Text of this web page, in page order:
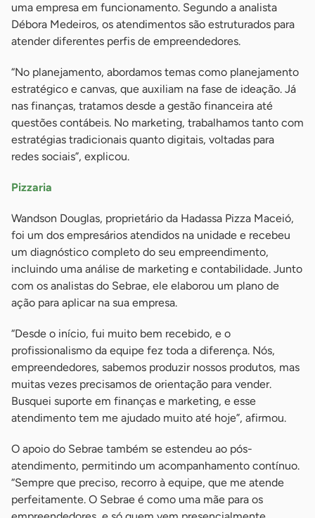
uma empresa em funcionamento. Segundo a analista
Débora Medeiros, os atendimentos são estruturados para
atender diferentes perfis de empreendedores.
“No planejamento, abordamos temas como planejamento
estratégico e canvas, que auxiliam na fase de ideação. Já
nas finanças, tratamos desde a gestão financeira até
questões contábeis. No marketing, trabalhamos tanto com
estratégias tradicionais quanto digitais, voltadas para
redes sociais”, explicou.
Pizzaria
Wandson Douglas, proprietário da Hadassa Pizza Maceió,
foi um dos empresários atendidos na unidade e recebeu
um diagnóstico completo do seu empreendimento,
incluindo uma análise de marketing e contabilidade. Junto
com os analistas do Sebrae, ele elaborou um plano de
ação para aplicar na sua empresa.
“Desde o início, fui muito bem recebido, e o
profissionalismo da equipe fez toda a diferença. Nós,
empreendedores, sabemos produzir nossos produtos, mas
muitas vezes precisamos de orientação para vender.
Busquei suporte em finanças e marketing, e esse
atendimento tem me ajudado muito até hoje”, afirmou.
O apoio do Sebrae também se estendeu ao pós-
atendimento, permitindo um acompanhamento contínuo.
“Sempre que preciso, recorro à equipe, que me atende
perfeitamente. O Sebrae é como uma mãe para os